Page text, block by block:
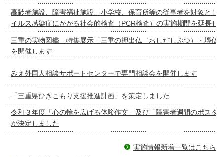
高齢者施設、障害福祉施設、小学校、保育所等の従事者を対象とし
イルス感染症にかかる社会的検査（PCR検査）の実施期間を延長し
三重の実物図鑑 特集展示「三重の押出仏（おしだしぶつ）・塼仏
を開催します
みえ外国人相談サポートセンターで専門相談会を開催します
「三重県ひきこもり支援推進計画」を策定しました
令和３年度「心の輪を広げる体験作文」及び「障害者週間のポスタ
が決定しました
実施情報新着一覧はこちら